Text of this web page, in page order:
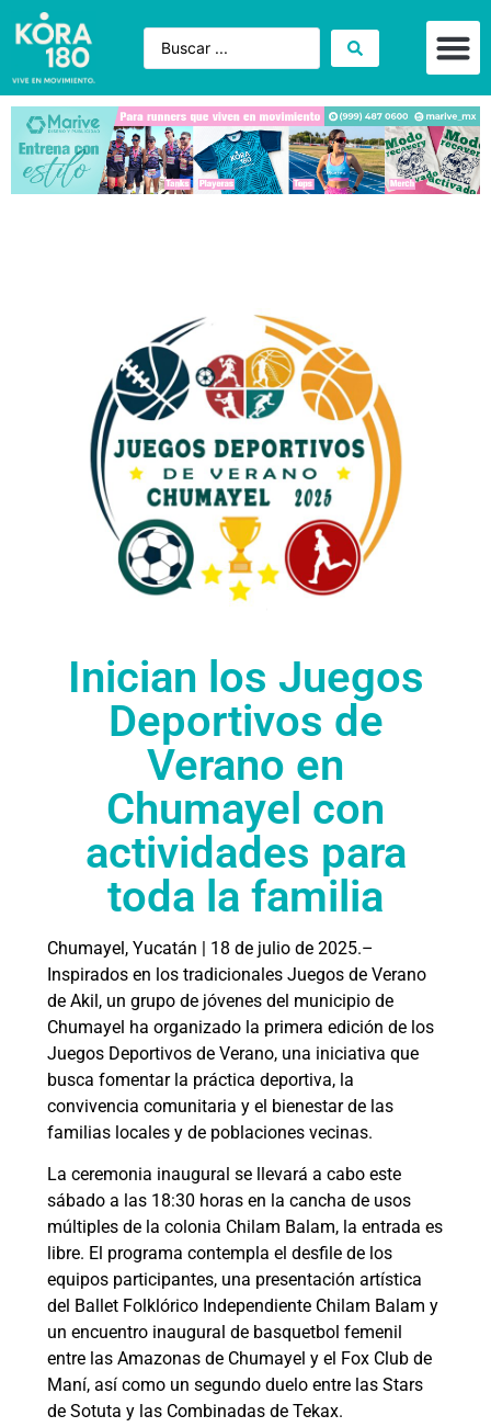
Inician los Juegos
Deportivos de
Verano en
Chumayel con
actividades para
toda la familia
Chumayel, Yucatán | 18 de julio de 2025.–
Inspirados en los tradicionales Juegos de Verano
de Akil, un grupo de jóvenes del municipio de
Chumayel ha organizado la primera edición de los
Juegos Deportivos de Verano, una iniciativa que
busca fomentar la práctica deportiva, la
convivencia comunitaria y el bienestar de las
familias locales y de poblaciones vecinas.
La ceremonia inaugural se llevará a cabo este
sábado a las 18:30 horas en la cancha de usos
múltiples de la colonia Chilam Balam, la entrada es
libre. El programa contempla el desfile de los
equipos participantes, una presentación artística
del Ballet Folklórico Independiente Chilam Balam y
un encuentro inaugural de basquetbol femenil
entre las Amazonas de Chumayel y el Fox Club de
Maní, así como un segundo duelo entre las Stars
de Sotuta y las Combinadas de Tekax.